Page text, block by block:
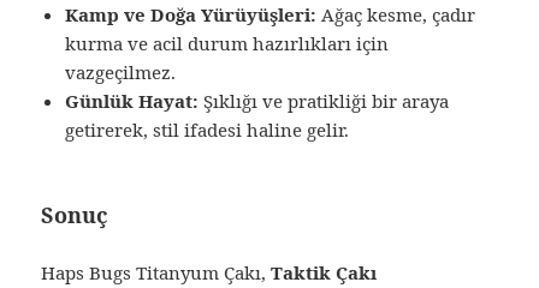
Kamp ve Doğa Yürüyüşleri: Ağaç kesme, çadır
kurma ve acil durum hazırlıkları için
vazgeçilmez.
Günlük Hayat: Şıklığı ve pratikliği bir araya
getirerek, stil ifadesi haline gelir.
Sonuç
Haps Bugs Titanyum Çakı,Taktik Çakı